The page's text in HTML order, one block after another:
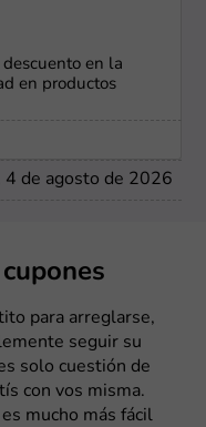
en la
en productos
4 de agosto de 2026
para arreglarse,
seguir su
solo cuestión de
con vos misma.
mucho más fácil